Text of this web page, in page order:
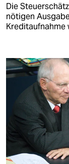
Die
nötigen
Kreditaufnahme